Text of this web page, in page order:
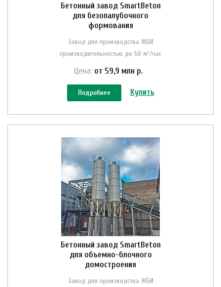
Бетонный завод SmartBeton
для безопалубочного
формования
Завод для производства ЖБИ
производительностью до 60 м³/час
Цена: от 59,9 млн р.
Подробнее Купить
Бетонный завод SmartBeton
для объемно-блочного
домостроения
Завод для производства ЖБИ